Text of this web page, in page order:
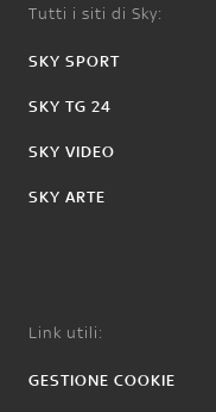
Tutti i siti di Sky:
SKY SPORT
SKY TG 24
SKY VIDEO
SKY ARTE
Link utili:
GESTIONE COOKIE